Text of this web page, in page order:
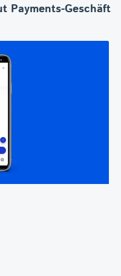
Payments-Geschäft